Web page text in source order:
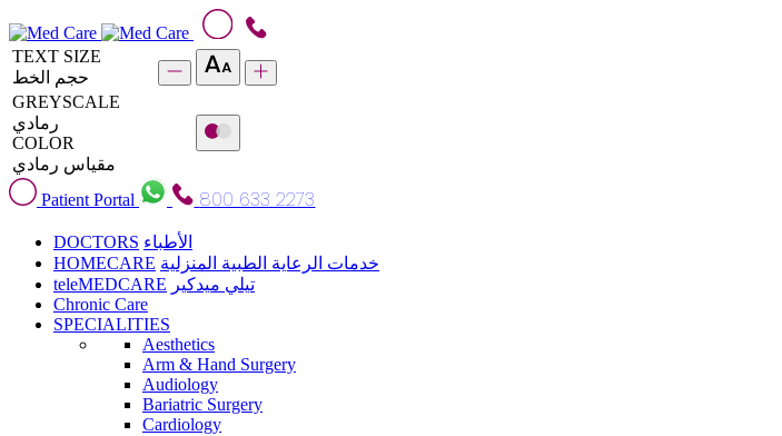
TEXT SIZE
حجم الخط
GREYSCALE
رمادي
COLOR
مقياس رمادي
Patient Portal
800 633 2273
DOCTORS الأطباء
HOMECARE خدمات الرعاية الطبية المنزلية
teleMEDCARE تيلي ميدكير
Chronic Care
SPECIALITIES
Aesthetics
Arm & Hand Surgery
Audiology
Bariatric Surgery
Cardiology